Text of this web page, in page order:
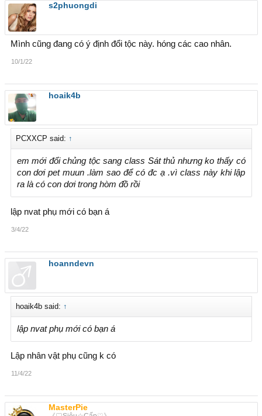
s2phuongdi
Mình cũng đang có ý định đổi tộc này. hóng các cao nhân.
10/1/22
hoaik4b
PCXXCP said: ↑
em mới đổi chủng tộc sang class Sát thủ nhưng ko thấy có
con dơi pet muun .làm sao để có đc ạ .vì class này khi lập
ra là có con dơi trong hòm đồ rồi
lập nvat phụ mới có bạn á
3/4/22
hoanndevn
hoaik4b said: ↑
lập nvat phụ mới có bạn á
Lập nhân vật phụ cũng k có
11/4/22
MasterPie